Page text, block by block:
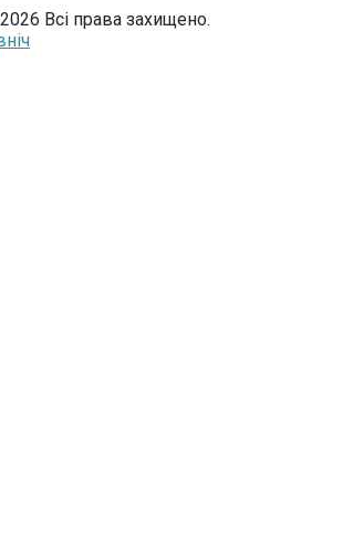
Всі права захищено.